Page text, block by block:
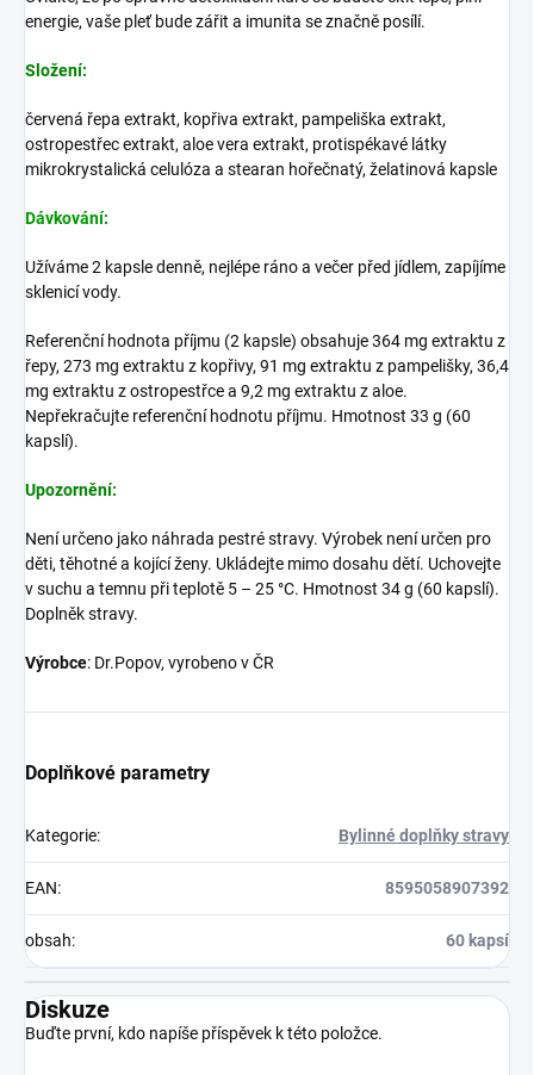
energie, vaše pleť bude zářit a imunita se značně posílí.
Složení:
červená řepa extrakt, kopřiva extrakt, pampeliška extrakt,
ostropestřec extrakt, aloe vera extrakt, protispékavé látky
mikrokrystalická celulóza a stearan hořečnatý, želatinová kapsle
Dávkování:
Užíváme 2 kapsle denně, nejlépe ráno a večer před jídlem, zapíjíme
sklenicí vody.
Referenční hodnota příjmu (2 kapsle) obsahuje 364 mg extraktu z
řepy, 273 mg extraktu z kopřivy, 91 mg extraktu z pampelišky, 36,4
mg extraktu z ostropestřce a 9,2 mg extraktu z aloe.
Nepřekračujte referenční hodnotu příjmu. Hmotnost 33 g (60
kapslí).
Upozornění:
Není určeno jako náhrada pestré stravy. Výrobek není určen pro
děti, těhotné a kojící ženy. Ukládejte mimo dosahu dětí. Uchovejte
v suchu a temnu při teplotě 5 – 25 °C. Hmotnost 34 g (60 kapslí).
Doplněk stravy.
Výrobce: Dr.Popov, vyrobeno v ČR
Doplňkové parametry
Kategorie: Bylinné doplňky stravy
EAN: 8595058907392
obsah: 60 kapsí
Diskuze
Buďte první, kdo napíše příspěvek k této položce.